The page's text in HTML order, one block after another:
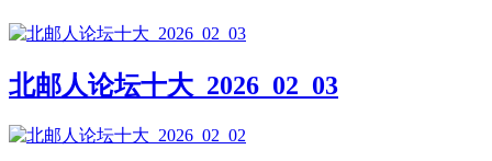
北邮人论坛十大_2026_02_03